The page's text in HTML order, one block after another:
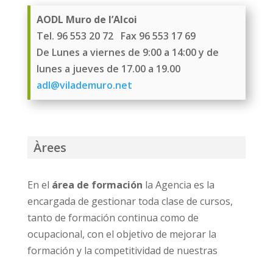
AODL Muro de l’Alcoi
Tel. 96 553 20 72 Fax 96 553 17 69
De Lunes a viernes de 9:00 a 14:00 y de
lunes a jueves de 17.00 a 19.00
adl@vilademuro.net
Àrees
En el área de formación la Agencia es la
encargada de gestionar toda clase de cursos,
tanto de formación continua como de
ocupacional, con el objetivo de mejorar la
formación y la competitividad de nuestras